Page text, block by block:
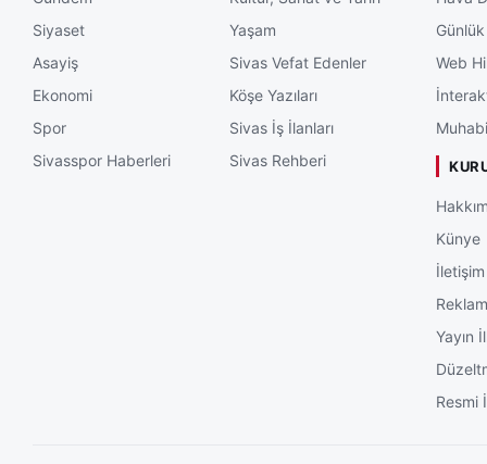
amacıyla, belirli
Akdeniz
ve eğitimler
alanında
konusunda
ergoterapi vb.
seminerler
süreçlerine
hızlandırmak
kullanılmasını
görüşme ve grup
Siyaset
Asayiş
Ekonomi
Spor
Sivasspor Haberleri
Yaşam
Sivas Vefat Edenler
Köşe Yazıları
Sivas İş İlanları
Sivas Rehberi
Web
Künye
İletişim
Reklam
Yayın
Resmi